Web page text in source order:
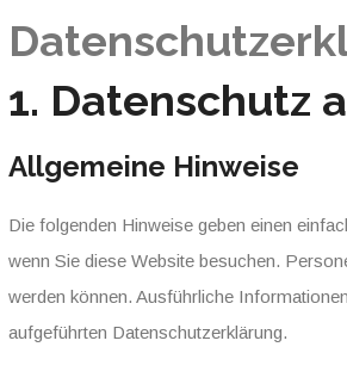
1. Datenschutz
Allgemeine Hinweise
Die folgenden Hinweise geben einen
wenn Sie diese Website besuchen.
werden können. Ausführliche
aufgeführten Datenschutzerklärung.